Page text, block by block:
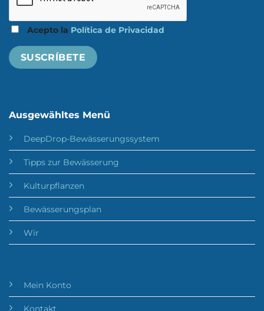
Ausgewähltes Menü
DeepDrop-Bewässerungssystem
Tipps zur Bewässerung
Kulturpflanzen
Bewässerungsplan
Wir
Mein Konto
Kontakt
Acepto la Política de Privacidad